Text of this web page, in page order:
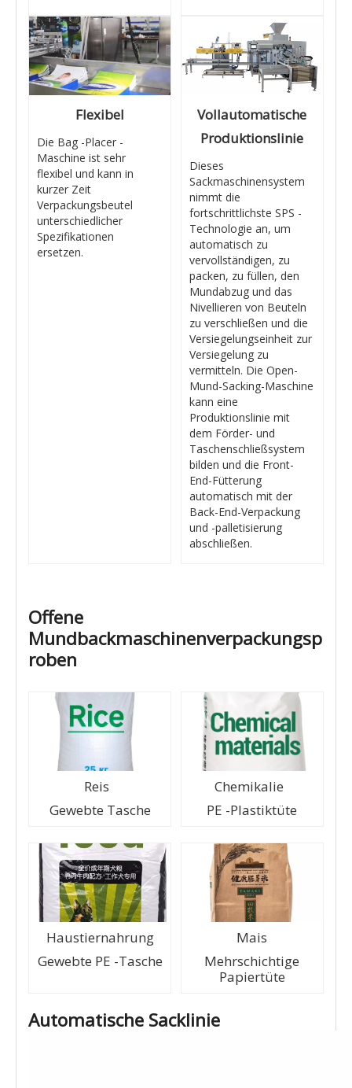
Flexibel
Die Bag -Placer -
Maschine ist sehr
flexibel und kann in
kurzer Zeit
Verpackungsbeutel
unterschiedlicher
Spezifikationen
ersetzen.
Vollautomatische
Produktionslinie
Dieses
Sackmaschinensystem
nimmt die
fortschrittlichste SPS -
Technologie an, um
automatisch zu
vervollständigen, zu
packen, zu füllen, den
Mundabzug und das
Nivellieren von Beuteln
zu verschließen und die
Versiegelungseinheit zur
Versiegelung zu
vermitteln. Die Open-
Mund-Sacking-Maschine
kann eine
Produktionslinie mit
dem Förder- und
Taschenschließsystem
bilden und die Front-
End-Fütterung
automatisch mit der
Back-End-Verpackung
und -palletisierung
abschließen.
Offene
Mundbackmaschinenverpackungsp
roben
Reis
Gewebte Tasche
Chemikalie
PE -Plastiktüte
Haustiernahrung
Gewebte PE -Tasche
Mais
Mehrschichtige
Papiertüte
Automatische Sacklinie